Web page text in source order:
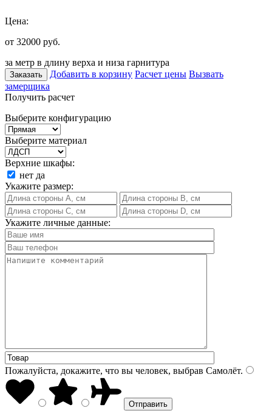
Цена:
от 32000 руб.
за метр в длину верха и низа гарнитура
Заказать Добавить в корзину Расчет цены Вызвать
замерщика
Получить расчет
Выберите конфигурацию
Выберите материал
Верхние шкафы:
нет да
Укажите размер:
Укажите личные данные:
Пожалуйста, докажите, что вы человек, выбрав Самолёт.